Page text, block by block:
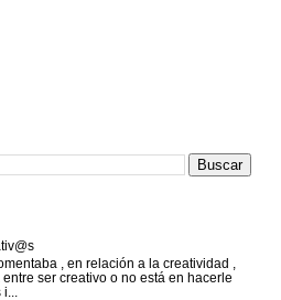
, en relación a la creatividad ,
ser creativo o no está en hacerle